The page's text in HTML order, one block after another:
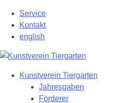
Hauptinhalt
springen
Service
Kontakt
english
Kunstverein Tiergarten
Jahresgaben
Förderer